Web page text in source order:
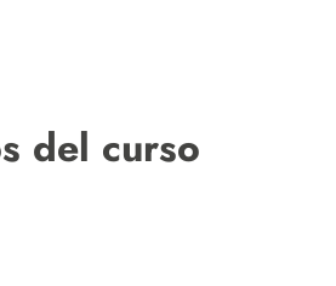
del curso